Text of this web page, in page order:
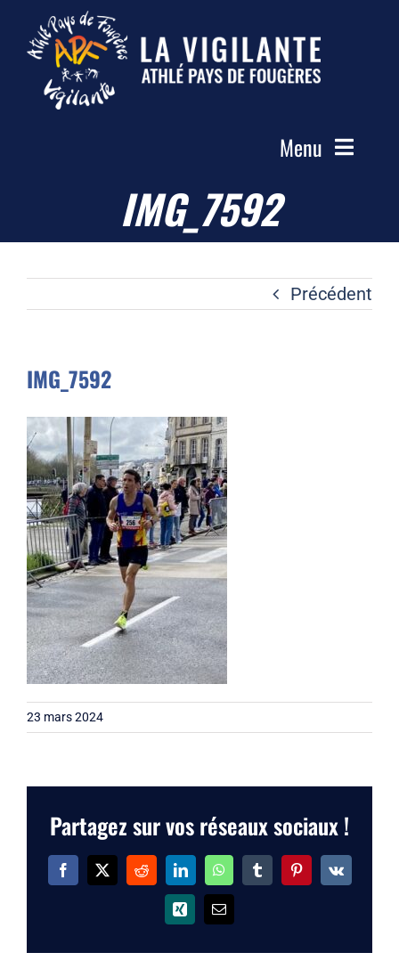
Passer
contenu
Menu
Photos
Contact
IMG_7592
Précédent
IMG_7592
23 mars 2024
Partagez sur vos réseaux sociaux !
Facebook
X RedditLinkedInWhatsAppTumblrPinterest
Vk
Xing Email